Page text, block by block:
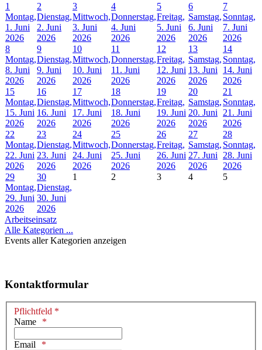
1
Montag,
1. Juni
2026
2
Dienstag,
2. Juni
2026
3
Mittwoch,
3. Juni
2026
4
Donnerstag,
4. Juni
2026
5
Freitag,
5. Juni
2026
6
Samstag,
6. Juni
2026
7
Sonntag,
7. Juni
2026
8
Montag,
8. Juni
2026
9
Dienstag,
9. Juni
2026
10
Mittwoch,
10. Juni
2026
11
Donnerstag,
11. Juni
2026
12
Freitag,
12. Juni
2026
13
Samstag,
13. Juni
2026
14
Sonntag,
14. Juni
2026
15
Montag,
15. Juni
2026
16
Dienstag,
16. Juni
2026
17
Mittwoch,
17. Juni
2026
18
Donnerstag,
18. Juni
2026
19
Freitag,
19. Juni
2026
20
Samstag,
20. Juni
2026
21
Sonntag,
21. Juni
2026
22
Montag,
22. Juni
2026
23
Dienstag,
23. Juni
2026
24
Mittwoch,
24. Juni
2026
25
Donnerstag,
25. Juni
2026
26
Freitag,
26. Juni
2026
27
Samstag,
27. Juni
2026
28
Sonntag,
28. Juni
2026
29
Montag,
29. Juni
2026
30
Dienstag,
30. Juni
2026
1 2 3 4 5
Arbeitseinsatz
Alle Kategorien ...
Events aller Kategorien anzeigen
Kontaktformular
Pflichtfeld *
Name
Email